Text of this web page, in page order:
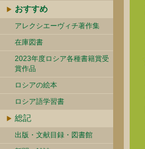
おすすめ
アレクシエーヴィチ著作集
在庫図書
2023年度ロシア各種書籍賞受
賞作品
ロシアの絵本
ロシア語学習書
総記
出版・文献目録・図書館